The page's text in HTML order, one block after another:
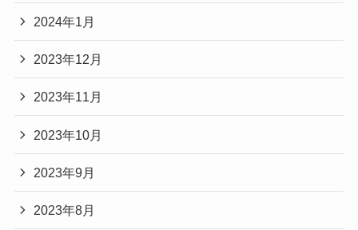
2024年1月
2023年12月
2023年11月
2023年10月
2023年9月
2023年8月